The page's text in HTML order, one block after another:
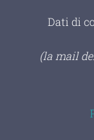
Dati di
(la mail